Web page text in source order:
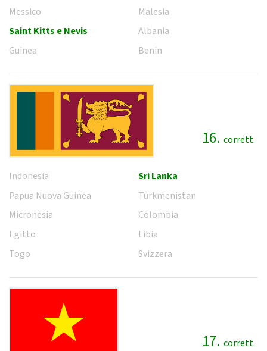
Messico
Saint Kitts e Nevis
Guinea
Malesia
Albania
Benin
16. corrett.
Indonesia
Papua Nuova Guinea
Micronesia
Egitto
Togo
Sri Lanka
Turkmenistan
Colombia
Libia
Svizzera
17. corrett.